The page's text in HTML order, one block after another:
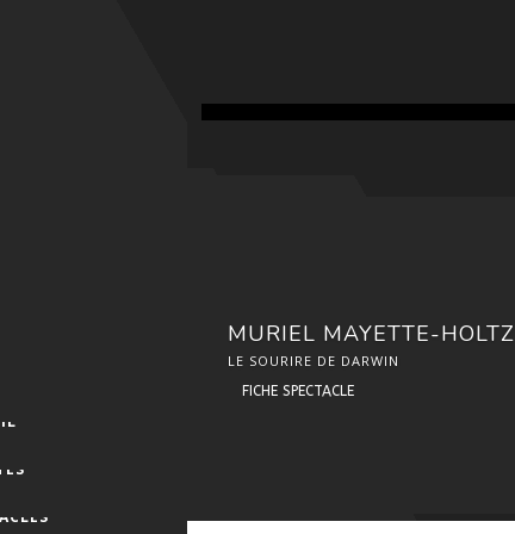
MURIEL MAYETTE-HOLTZ
LE SOURIRE DE DARWIN
FICHE SPECTACLE